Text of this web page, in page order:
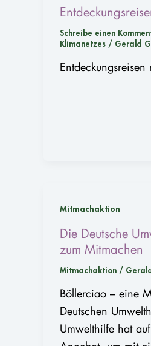
Schreibe einen
Klimanetzes / Gerald
Mitmachaktion
Die Deutsche
zum Mitmachen
Mitmachaktion /
Böllerciao – eine
Deutschen
Umwelthilfe hat